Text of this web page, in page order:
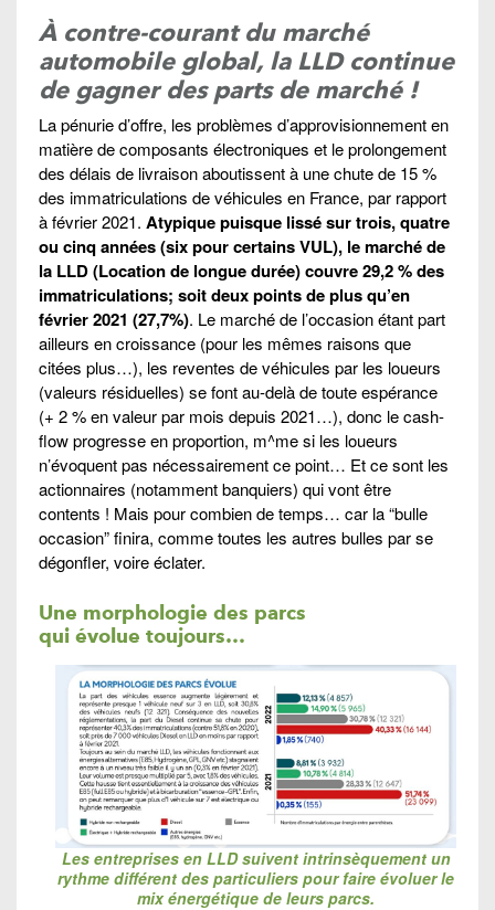
À contre-courant du marché
automobile global, la LLD continue
de gagner des parts de marché !
La pénurie d’offre, les problèmes d’approvisionnement en
matière de composants électroniques et le prolongement
des délais de livraison aboutissent à une chute de 15 %
des immatriculations de véhicules en France, par rapport
à février 2021. Atypique puisque lissé sur trois, quatre
ou cinq années (six pour certains VUL), le marché de
la LLD (Location de longue durée) couvre 29,2 % des
immatriculations; soit deux points de plus qu’en
février 2021 (27,7%). Le marché de l’occasion étant part
ailleurs en croissance (pour les mêmes raisons que
citées plus…), les reventes de véhicules par les loueurs
(valeurs résiduelles) se font au-delà de toute espérance
(+ 2 % en valeur par mois depuis 2021…), donc le cash-
flow progresse en proportion, m^me si les loueurs
n’évoquent pas nécessairement ce point… Et ce sont les
actionnaires (notamment banquiers) qui vont être
contents ! Mais pour combien de temps… car la “bulle
occasion” finira, comme toutes les autres bulles par se
dégonfler, voire éclater.
Une morphologie des parcs
qui évolue toujours…
Les entreprises en LLD suivent intrinsèquement un
rythme différent des particuliers pour faire évoluer le
mix énergétique de leurs parcs.